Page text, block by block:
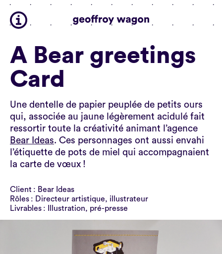
A Bear greetings
Card
Une dentelle de papier peuplée de petits ours
qui, associée au jaune légèrement acidulé fait
ressortir toute la créativité animant l’agence
Bear Ideas. Ces personnages ont aussi envahi
l’étiquette de pots de miel qui accompagnaient
la carte de vœux !
Client : Bear Ideas
Rôles : Directeur artistique, illustrateur
Livrables : Illustration, pré-presse